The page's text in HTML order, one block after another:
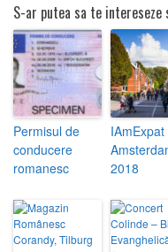
S-ar putea sa te intereseze
Permisul de
conducere
romanesc
2018